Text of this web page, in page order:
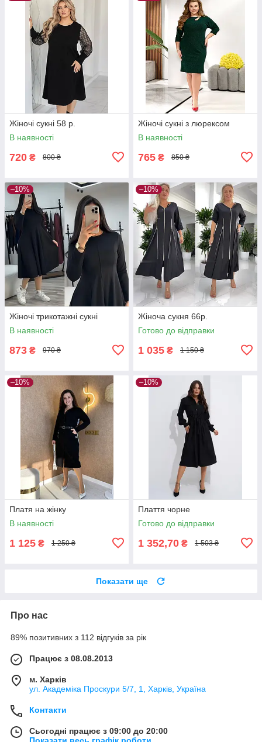
Жіночі сукні 58 р.
В наявності
720 ₴ 800 ₴
Жіночі сукні з люрексом
В наявності
765 ₴ 850 ₴
–10%
Жіночі трикотажні сукні
В наявності
873 ₴ 970 ₴
–10%
Жіноча сукня 66р.
Готово до відправки
1 035 ₴ 1 150 ₴
–10%
Платя на жінку
В наявності
1 125 ₴ 1 250 ₴
–10%
Плаття чорне
Готово до відправки
1 352,70 ₴ 1 503 ₴
Показати ще
Про нас
89% позитивних з 112 відгуків за рік
Працює з 08.08.2013
м. Харків
ул. Академіка Проскури 5/7, 1, Харків, Україна
Контакти
Сьогодні працює з 09:00 до 20:00